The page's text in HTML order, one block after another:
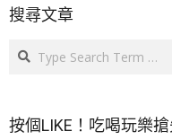
搜尋文章
Search
按個LIKE！吃喝玩樂